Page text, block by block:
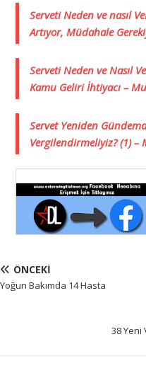
Serveti Neden ve nasıl
Artıyor, Müdahale
Serveti Neden ve Nasıl
Kamu Geliri İhtiyacı –
Servet Yeniden
Vergilendirmeliyiz? (1) –
ÖNCEKI
Yoğun Bakımda 14 Hasta
38 Yeni